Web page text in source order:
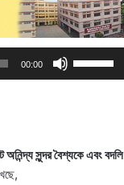
00:00
increase
সুন্দর বৈশ্যকে এবং বদলি